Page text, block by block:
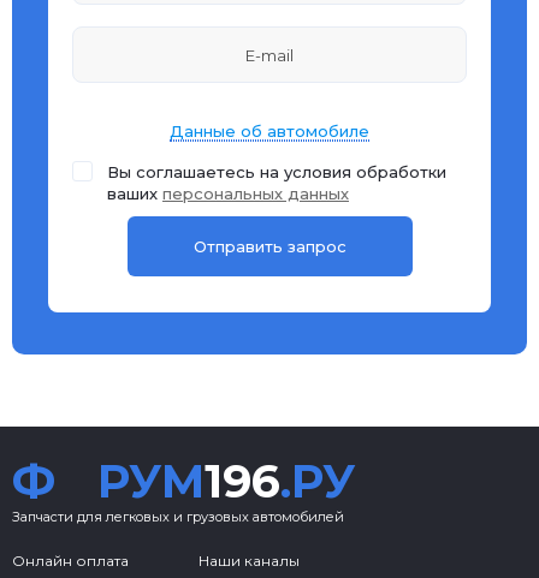
Данные об автомобиле
Вы соглашаетесь на условия обработки
ваших персональных данных
Ф РУМ196.РУ
Запчасти для легковых и грузовых автомобилей
Онлайн оплата Наши каналы